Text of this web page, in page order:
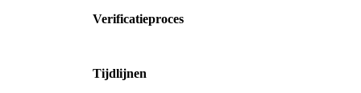
Verificatieproces
Tijdlijnen